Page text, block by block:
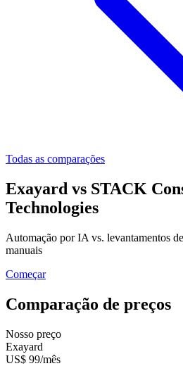
Todas as comparações
Exayard vs STACK
Technologies
Automação por IA vs. levantamentos
manuais
Começar
Comparação de preços
Nosso preço
Exayard
US$ 99/mês